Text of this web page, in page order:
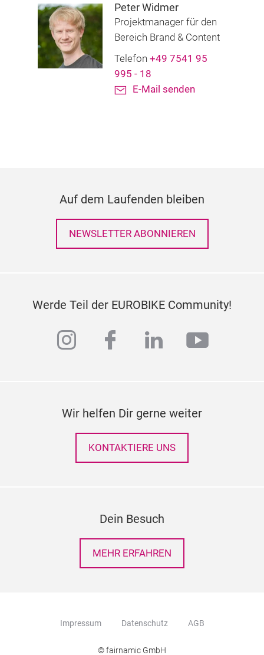
Peter Widmer
Projektmanager für den
Bereich Brand & Content
Telefon +49 7541 95
995 - 18
E-Mail senden
Auf dem Laufenden bleiben
NEWSLETTER ABONNIEREN
Werde Teil der EUROBIKE Community!
instagram
facebook
linkedin
Wir helfen Dir gerne weiter
KONTAKTIERE UNS
Dein Besuch
MEHR ERFAHREN
Impressum Datenschutz AGB
© fairnamic GmbH